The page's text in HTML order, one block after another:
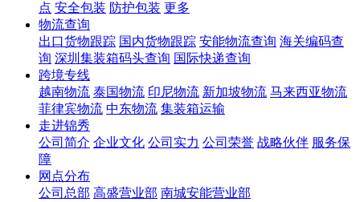
点 安全包装 防护包装 更多
物流查询
出口货物跟踪 国内货物跟踪 安能物流查询 海关编码查
询 深圳集装箱码头查询 国际快递查询
跨境专线
越南物流 泰国物流 印尼物流 新加坡物流 马来西亚物流
菲律宾物流 中东物流 集装箱运输
走进锦秀
公司简介 企业文化 公司实力 公司荣誉 战略伙伴 服务保
障
网点分布
公司总部 高盛营业部 南城安能营业部